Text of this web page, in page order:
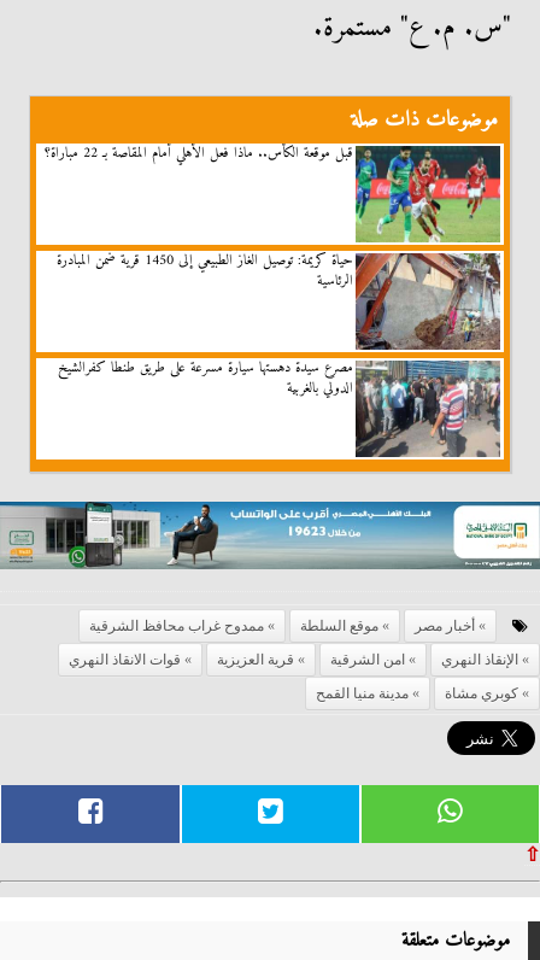
"س. م. ع" مستمرة.
موضوعات ذات صلة
قبل موقعة الكأس.. ماذا فعل الأهلي أمام المقاصة بـ 22 مباراة؟
حياة كريمة: توصيل الغاز الطبيعي إلى 1450 قرية ضمن المبادرة
الرئاسية
مصرع سيدة دهستها سيارة مسرعة على طريق طنطا كفرالشيخ
الدولي بالغربية
أخبار مصر موقع السلطة
ممدوح غراب محافظ الشرقية
الإنقاذ النهري
امن الشرقية قرية العزيزية
قوات الانقاذ النهري
كوبري مشاة
مدينة منيا القمح
⇧
موضوعات متعلقة